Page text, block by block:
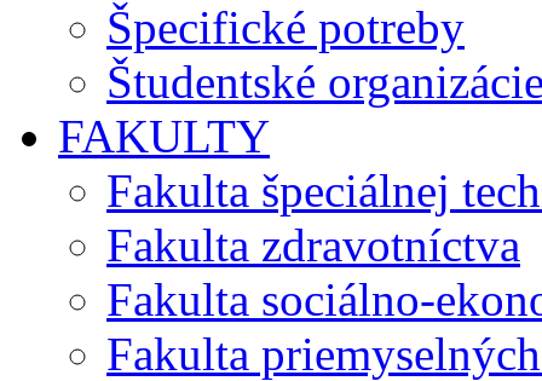
Špecifické potreby
Študentské
FAKULTY
Fakulta špeciálnej
Fakulta zdravotníctva
Fakulta sociálno-
Fakulta